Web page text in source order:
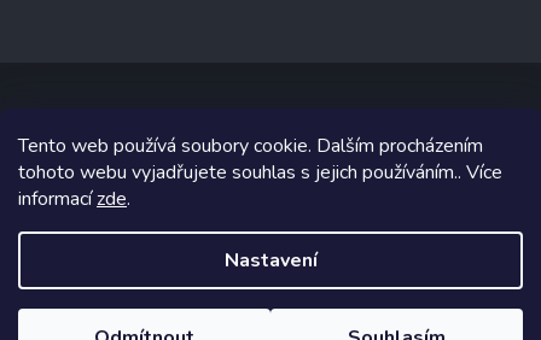
Tento web používá soubory cookie. Dalším procházením
tohoto webu vyjadřujete souhlas s jejich používáním.. Více
informacízde.
Nastavení
Copyright 2026Elektro Klesný s.r.o.. Všechna práva vyhrazena.
Grafický návrh vytvořil a na Shoptet implementoval
Shoptetak.cz.
Vytvořil Shoptet